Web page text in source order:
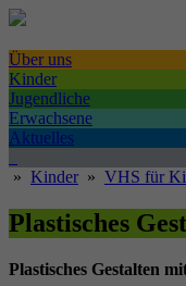
Über uns
Kinder
Jugendliche
Erwachsene
Aktuelles
» Kinder » VHS für
Plastisches
Plastisches Gestalten